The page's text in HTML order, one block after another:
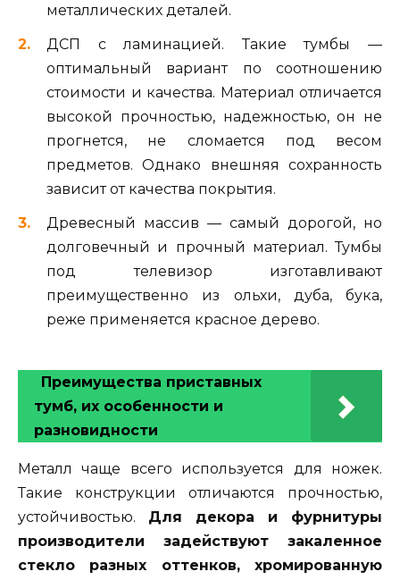
металлических деталей.
ДСП с ламинацией. Такие тумбы —
оптимальный вариант по соотношению
стоимости и качества. Материал отличается
высокой прочностью, надежностью, он не
прогнется, не сломается под весом
предметов. Однако внешняя сохранность
зависит от качества покрытия.
Древесный массив — самый дорогой, но
долговечный и прочный материал. Тумбы
под телевизор изготавливают
преимущественно из ольхи, дуба, бука,
реже применяется красное дерево.
Преимущества приставных
тумб, их особенности и
разновидности
Металл чаще всего используется для ножек.
Такие конструкции отличаются прочностью,
устойчивостью. Для декора и фурнитуры
производители задействуют закаленное
стекло разных оттенков, хромированную